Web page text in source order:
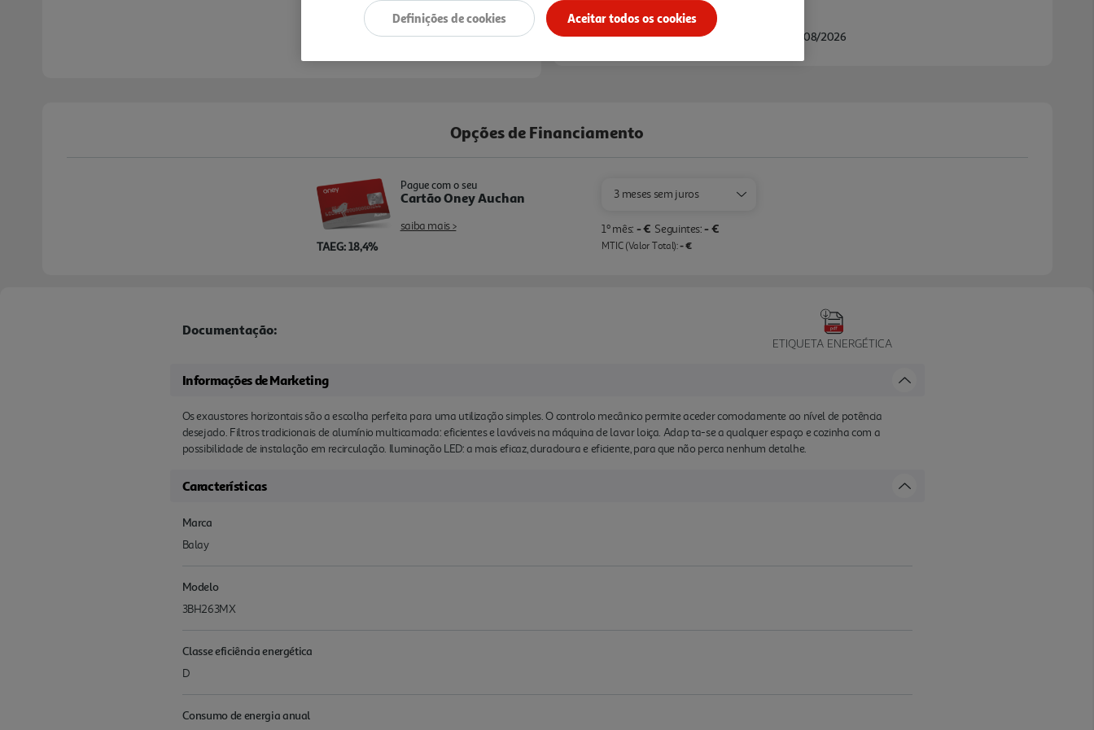
Entrega estimada entre 24/08/2026 e 25/08/2026
Opções de Financiamento
TAEG: 18,4%
Pague com o seu
Cartão Oney Auchan
saiba mais >
3 meses sem juros
1º mês: - € Seguintes: - €
MTIC (Valor Total):- €
Documentação:
ETIQUETA ENERGÉTICA
Informações de Marketing
Os exaustores horizontais são a escolha perfeita para uma utilização simples. O controlo mecânico permite aceder comodamente ao nível de potência
desejado. Filtros tradicionais de alumínio multicamada: eficientes e laváveis na máquina de lavar loiça. Adap ta-se a qualquer espaço e cozinha com a
possibilidade de instalação em recirculação. Iluminação LED: a mais eficaz, duradoura e eficiente, para que não perca nenhum detalhe.
Características
Marca
Balay
Modelo
3BH263MX
Classe eficiência energética
D
Consumo de energia anual
Aceitar todos os cookies
Definições de cookies